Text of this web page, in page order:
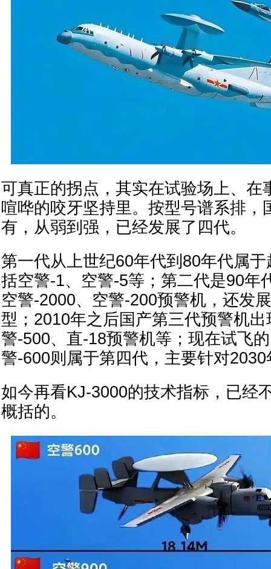
可真正的拐点，其实在试验场上、在
喧哗的咬牙坚持里。按型号谱系排，
有，从弱到强，已经发展了四代。
第一代从上世纪60年代到80年代属
括空警-1、空警-5等；第二代是90年
空警-2000、空警-200预警机，还发
型；2010年之后国产第三代预警机
警-500、直-18预警机等；现在试飞
警-600则属于第四代，主要针对
如今再看KJ-3000的技术指标，已经
概括的。